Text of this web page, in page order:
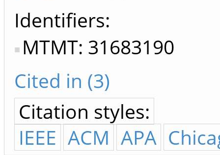
Identifiers
MTMT: 31683190
Cited in (3)
Citation styles:
IEEE ACM APA